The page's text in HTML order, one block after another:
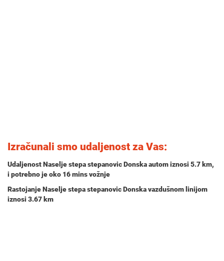
Izračunali smo udaljenost za Vas:
Udaljenost Naselje stepa stepanovic Donska autom iznosi 5.7 km,
i potrebno je oko 16 minsvožnje
Rastojanje Naselje stepa stepanovic Donska vazdušnom linijom
iznosi 3.67 km